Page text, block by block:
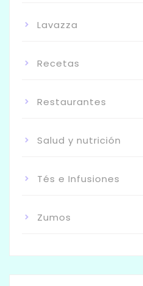
Lavazza
Recetas
Restaurantes
Salud y nutrición
Tés e Infusiones
Zumos